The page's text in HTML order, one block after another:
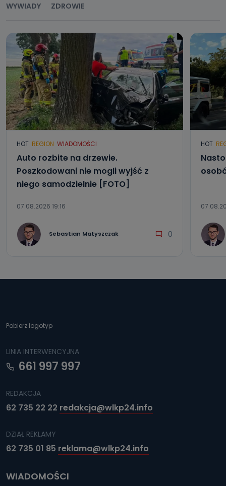
WYWIADY
ZDROWIE
HOT REGION WIADOMOŚCI
Auto rozbite na drzewie.
Poszkodowani nie mogli wyjść z
niego samodzielnie [FOTO]
07.08.2026 19:16
Sebastian Matyszczak 0
HOT
Pobierz logotyp
LINIA INTERWENCYJNA
661 997 997
REDAKCJA
62 735 22 22 redakcja@wlkp24.info
DZIAŁ REKLAMY
62 735 01 85 reklama@wlkp24.info
WIADOMOŚCI